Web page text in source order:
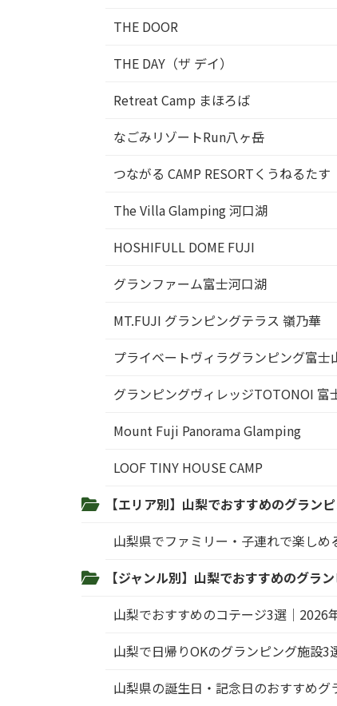
THE DOOR
THE DAY（ザ デイ）
Retreat Camp まほろば
なごみリゾートRun八ヶ岳
つながる CAMP RESORTくうねるたす
The Villa Glamping 河口湖
HOSHIFULL DOME FUJI
グランファーム富士河口湖
MT.FUJI グランピングテラス 嶺乃華
プライベートヴィラグランピング富士
グランピングヴィレッジTOTONOI 富
Mount Fuji Panorama Glamping
LOOF TINY HOUSE CAMP
【エリア別】山梨でおすすめのグラン
山梨県でファミリー・子連れで楽し
【ジャンル別】山梨でおすすめのグラ
山梨でおすすめのコテージ3選│2026
山梨で日帰りOKのグランピング施設3
山梨県の誕生日・記念日のおすすめグ